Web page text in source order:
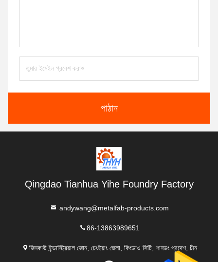
পাঠান
Qingdao Tianhua Yihe Foundry Factory
andywang@metalfab-products.com
86-13863989651
জিনকাউ ইন্ডাস্ট্রিয়াল জোন, চেংইয়াং জেলা, কিংডাও সিটি, শানডং প্রদেশ, চীন